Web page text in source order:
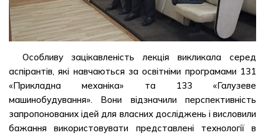
Особливу зацікавленість лекція викликала серед
аспірантів, які навчаються за освітніми програмами 131
«Прикладна механіка» та 133 «Галузеве
машинобудування». Вони відзначили перспективність
запропонованих ідей для власних досліджень і висловили
бажання використовувати представлені технології в